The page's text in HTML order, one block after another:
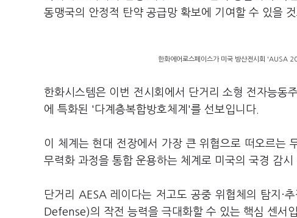
동맹국의 안정적 탄약 공급망 확보에 기여할 수 있을
한화에어로스페이스가 미국 방산전시회 'AUSA
한화시스템은 이번 전시회에서 단거리 소형 전자능동
에 특화된 '다계층복합방호체계'를 선보입니다.
이 체계는 현대 전장에서 가장 큰 위협으로 떠오르는
무력화 과정을 통합 운용하는 체계로 미국의 국경 감
단거리 AESA 레이다는 저고도 공중 위협체의 탐지 ·
Defense)의 작전 능력을 극대화할 수 있는 핵심 센서